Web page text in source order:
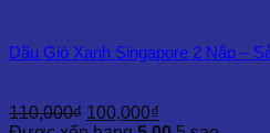
Dầu Gió Xanh Singapore 2 Nắp –
110,000₫ Giá
100,000₫